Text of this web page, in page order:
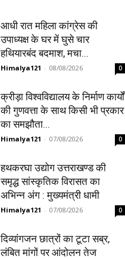
आधी रात महिला कांग्रेस की
उपाध्यक्ष के घर में घुसे चार
हथियारबंद बदमाश, मचा...
Himalya121 - 08/08/2026 0
क्रीड़ा विश्वविद्यालय के निर्माण कार्यों
की गुणवत्ता के साथ किसी भी प्रकार
का समझौता...
Himalya121 - 07/08/2026 0
हथकरघा उद्योग उत्तराखण्ड की
समृद्ध सांस्कृतिक विरासत का
अभिन्न अंग : मुख्यमंत्री धामी
Himalya121 - 07/08/2026 0
दिव्यांगजन छात्रों का टूटा सब्र,
लंबित मांगों पर आंदोलन तेज